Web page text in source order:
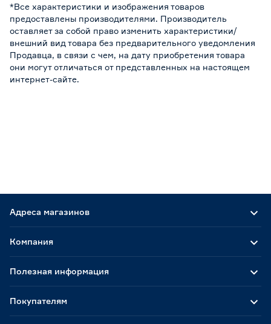
*Все характеристики и изображения товаров
предоставлены производителями. Производитель
оставляет за собой право изменить характеристики/
внешний вид товара без предварительного уведомления
Продавца, в связи с чем, на дату приобретения товара
они могут отличаться от представленных на настоящем
интернет-сайте.
Адреса магазинов
Компания
Полезная информация
Покупателям